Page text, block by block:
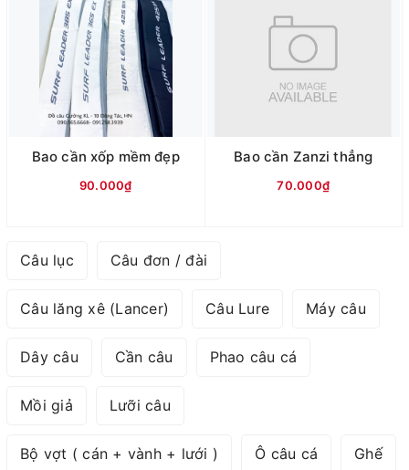
Bao cần xốp mềm đẹp
90.000₫
Bao cần Zanzi thẳng
70.000₫
Câu lục Câu đơn / đài
Câu lăng xê (Lancer) Câu Lure Máy câu
Dây câu Cần câu Phao câu cá
Mồi giả Lưỡi câu
Bộ vợt ( cán + vành + lưới ) Ô câu cá Ghế